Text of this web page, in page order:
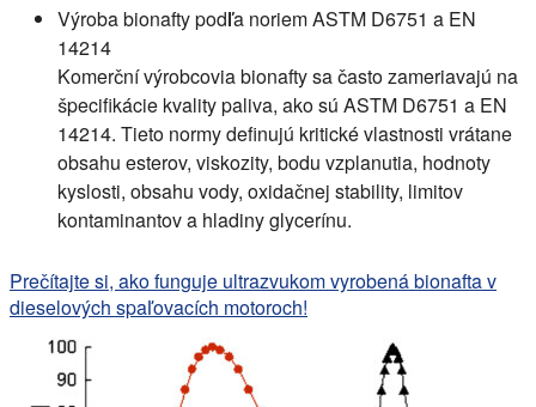
Výroba bionafty podľa noriem ASTM D6751 a EN
14214
Komerční výrobcovia bionafty sa často zameriavajú na
špecifikácie kvality paliva, ako sú ASTM D6751 a EN
14214. Tieto normy definujú kritické vlastnosti vrátane
obsahu esterov, viskozity, bodu vzplanutia, hodnoty
kyslosti, obsahu vody, oxidačnej stability, limitov
kontaminantov a hladiny glycerínu.
Prečítajte si, ako funguje ultrazvukom vyrobená bionafta v
dieselových spaľovacích motoroch!